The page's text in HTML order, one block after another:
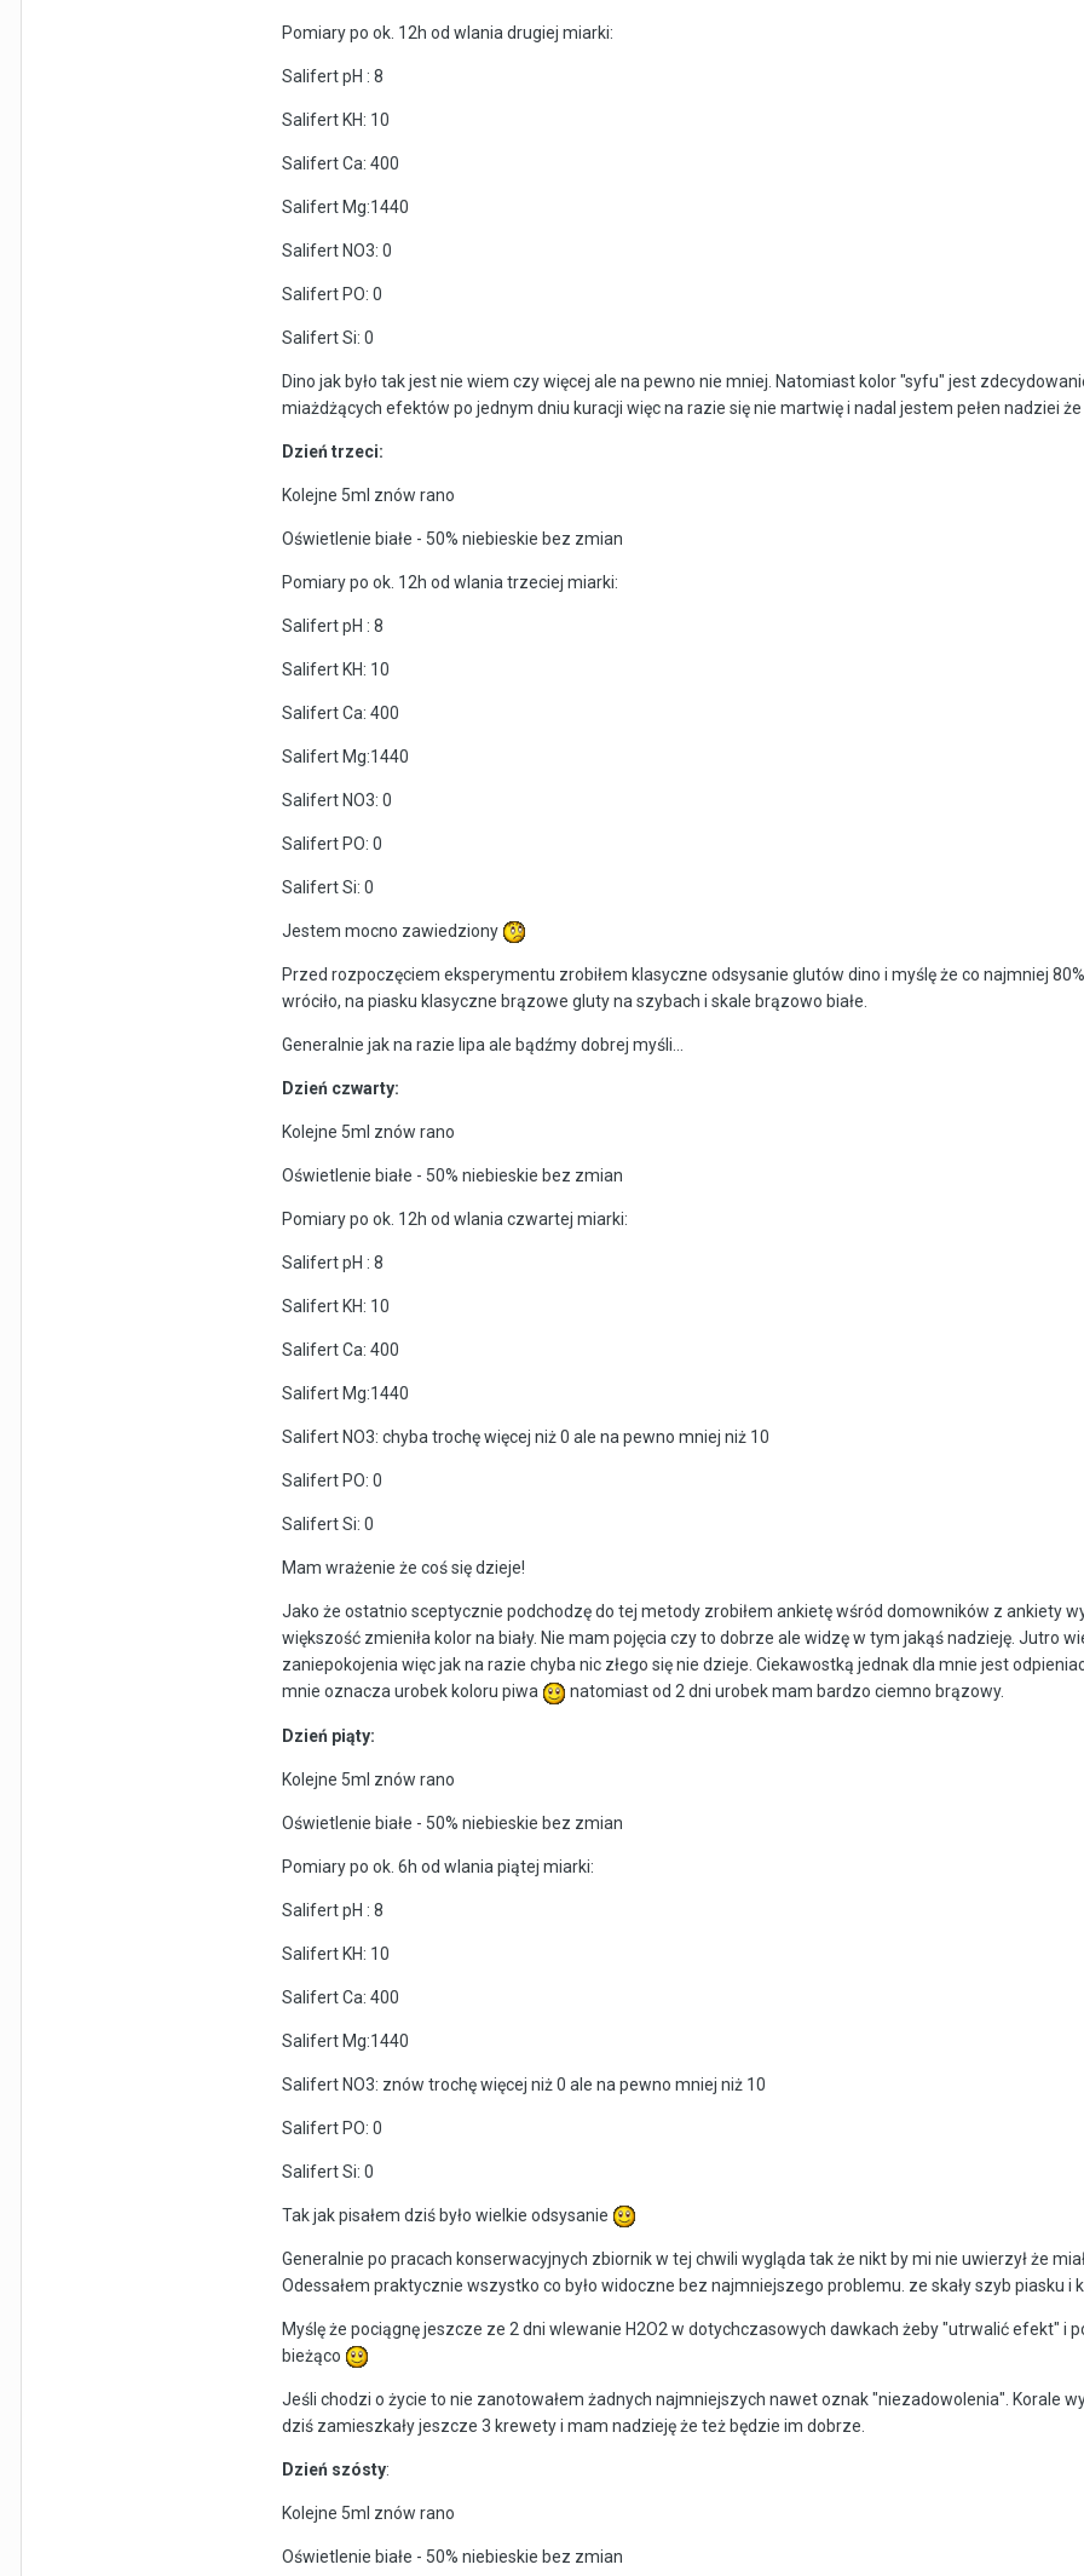
Pomiary po ok. 12h od wlania drugiej miarki:
Salifert pH : 8
Salifert KH: 10
Salifert Ca: 400
Salifert Mg:1440
Salifert NO3: 0
Salifert PO: 0
Salifert Si: 0
Dino jak było tak jest nie wiem czy więcej ale na pewno nie mniej. Natomiast kolor "syfu" jest
miażdżących efektów po jednym dniu kuracji więc na razie się nie martwię i nadal jestem pełen nadziei że
Dzień trzeci:
Kolejne 5ml znów rano
Oświetlenie białe - 50% niebieskie bez zmian
Pomiary po ok. 12h od wlania trzeciej miarki:
Salifert pH : 8
Salifert KH: 10
Salifert Ca: 400
Salifert Mg:1440
Salifert NO3: 0
Salifert PO: 0
Salifert Si: 0
Jestem mocno zawiedziony
Przed rozpoczęciem eksperymentu zrobiłem klasyczne odsysanie glutów dino i myślę że co najmniej
wróciło, na piasku klasyczne brązowe gluty na szybach i skale brązowo białe.
Generalnie jak na razie lipa ale bądźmy dobrej myśli...
Dzień czwarty:
Kolejne 5ml znów rano
Oświetlenie białe - 50% niebieskie bez zmian
Pomiary po ok. 12h od wlania czwartej miarki:
Salifert pH : 8
Salifert KH: 10
Salifert Ca: 400
Salifert Mg:1440
Salifert NO3: chyba trochę więcej niż 0 ale na pewno mniej niż 10
Salifert PO: 0
Salifert Si: 0
Mam wrażenie że coś się dzieje!
Jako że ostatnio sceptycznie podchodzę do tej metody zrobiłem ankietę wśród domowników z ankiety
większość zmieniła kolor na biały. Nie mam pojęcia czy to dobrze ale widzę w tym jakąś nadzieję. Jutro
zaniepokojenia więc jak na razie chyba nic złego się nie dzieje. Ciekawostką jednak dla mnie jest
mnie oznacza urobek koloru piwa
natomiast od 2 dni urobek mam bardzo ciemno brązowy.
Dzień piąty:
Kolejne 5ml znów rano
Oświetlenie białe - 50% niebieskie bez zmian
Pomiary po ok. 6h od wlania piątej miarki:
Salifert pH : 8
Salifert KH: 10
Salifert Ca: 400
Salifert Mg:1440
Salifert NO3: znów trochę więcej niż 0 ale na pewno mniej niż 10
Salifert PO: 0
Salifert Si: 0
Tak jak pisałem dziś było wielkie odsysanie
Generalnie po pracach konserwacyjnych zbiornik w tej chwili wygląda tak że nikt by mi nie uwierzył że
Odessałem praktycznie wszystko co było widoczne bez najmniejszego problemu. ze skały szyb piasku i
Myślę że pociągnę jeszcze ze 2 dni wlewanie H2O2 w dotychczasowych dawkach żeby "utrwalić efekt" i
bieżąco
Jeśli chodzi o życie to nie zanotowałem żadnych najmniejszych nawet oznak "niezadowolenia". Korale
dziś zamieszkały jeszcze 3 krewety i mam nadzieję że też będzie im dobrze.
Dzień szósty:
Kolejne 5ml znów rano
Oświetlenie białe - 50% niebieskie bez zmian